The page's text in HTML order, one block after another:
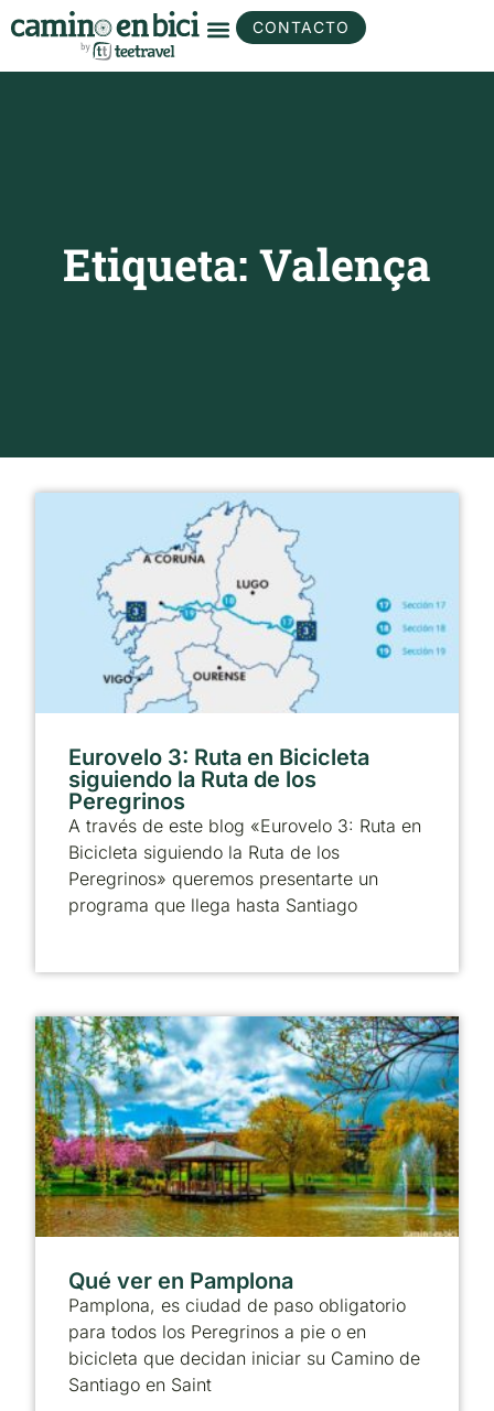
CONTACTO
Etiqueta: Valença
Eurovelo 3: Ruta en Bicicleta
siguiendo la Ruta de los
Peregrinos
A través de este blog «Eurovelo 3: Ruta en
Bicicleta siguiendo la Ruta de los
Peregrinos» queremos presentarte un
programa que llega hasta Santiago
Qué ver en Pamplona
Pamplona, es ciudad de paso obligatorio
para todos los Peregrinos a pie o en
bicicleta que decidan iniciar su Camino de
Santiago en Saint